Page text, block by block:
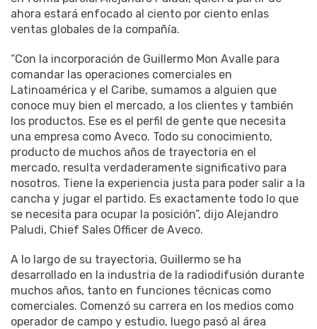
ahora estará enfocado al ciento por ciento enlas
ventas globales de la compañía.
“Con la incorporación de Guillermo Mon Avalle para
comandar las operaciones comerciales en
Latinoamérica y el Caribe, sumamos a alguien que
conoce muy bien el mercado, a los clientes y también
los productos. Ese es el perfil de gente que necesita
una empresa como Aveco. Todo su conocimiento,
producto de muchos años de trayectoria en el
mercado, resulta verdaderamente significativo para
nosotros. Tiene la experiencia justa para poder salir a la
cancha y jugar el partido. Es exactamente todo lo que
se necesita para ocupar la posición”, dijo Alejandro
Paludi, Chief Sales Officer de Aveco.
A lo largo de su trayectoria, Guillermo se ha
desarrollado en la industria de la radiodifusión durante
muchos años, tanto en funciones técnicas como
comerciales. Comenzó su carrera en los medios como
operador de campo y estudio, luego pasó al área